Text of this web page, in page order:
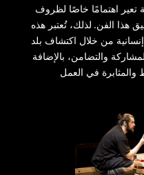
تعير اهتمامًا خاصًا لظروف
هذا الفن. لذلك، تُعتبر هذه
إنسانية من خلال اكتشاف بلد
والتضامن، بالإضافة